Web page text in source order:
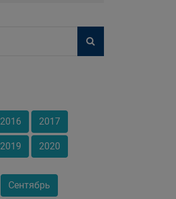
2016 2017
2019 2020
Сентябрь